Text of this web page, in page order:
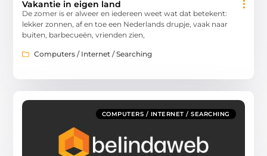
Vakantie in eigen land
De zomer is er alweer en iedereen weet wat dat betekent:
lekker zonnen, af en toe een Nederlands drupje, vaak naar
buiten, barbecueën, vrienden zien,
Computers / Internet / Searching
COMPUTERS / INTERNET / SEARCHING